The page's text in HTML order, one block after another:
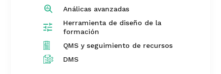
Análicas avanzadas
Herramienta de diseño de la
formación
QMS y seguimiento de recursos
DMS